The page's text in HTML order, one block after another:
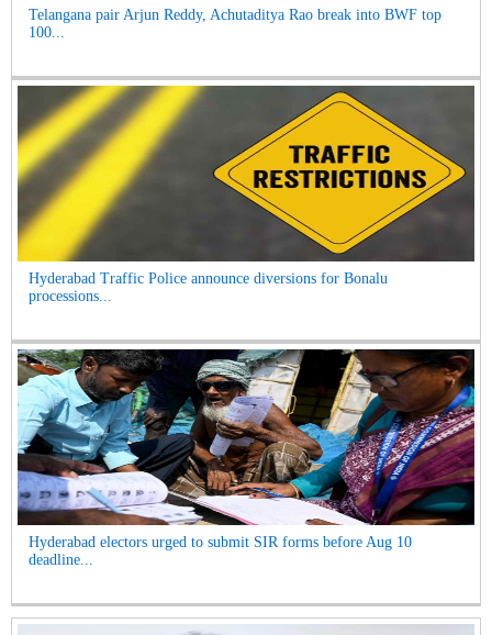
Telangana pair Arjun Reddy, Achutaditya Rao break into BWF top
100...
Hyderabad Traffic Police announce diversions for Bonalu
processions...
Hyderabad electors urged to submit SIR forms before Aug 10
deadline...